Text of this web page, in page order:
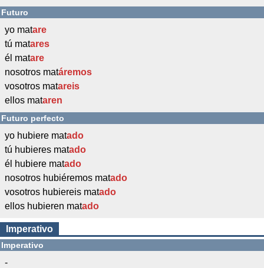
Futuro
yo matare
tú matares
él matare
nosotros matáremos
vosotros matareis
ellos mataren
Futuro perfecto
yo hubiere matado
tú hubieres matado
él hubiere matado
nosotros hubiéremos matado
vosotros hubiereis matado
ellos hubieren matado
Imperativo
Imperativo
-